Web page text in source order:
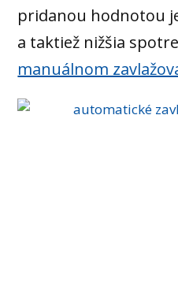
pridanou hodnotou
a taktiež nižšia
manuálnom